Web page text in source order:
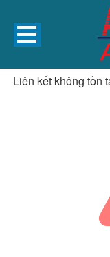
Liên kết không tồn